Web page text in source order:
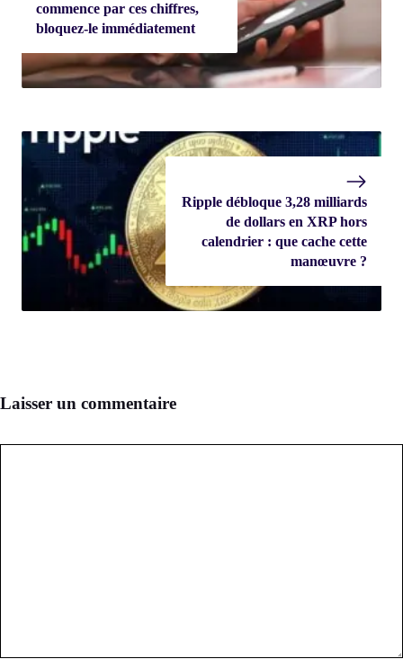
commence par ces chiffres,
bloquez-le immédiatement
Ripple débloque 3,28 milliards
de dollars en XRP hors
calendrier : que cache cette
manœuvre ?
Laisser un commentaire